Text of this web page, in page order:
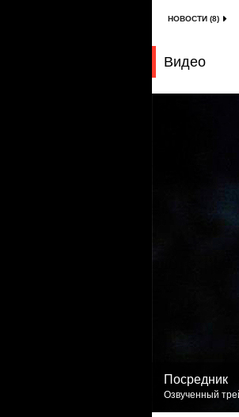
НОВОСТИ (8)
Видео
Посредник
Озвученный